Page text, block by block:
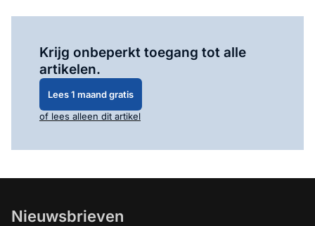
Krijg onbeperkt toegang tot alle
artikelen.
Lees 1 maand gratis
of lees alleen dit artikel
Nieuwsbrieven